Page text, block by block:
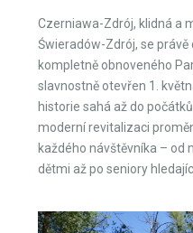
Czerniawa-Zdrój, klidná a
Świeradów-Zdrój, se právě
kompletně obnoveného
slavnostně otevřen 1.
historie sahá až do
moderní revitalizaci
každého návštěvníka – od
dětmi až po seniory